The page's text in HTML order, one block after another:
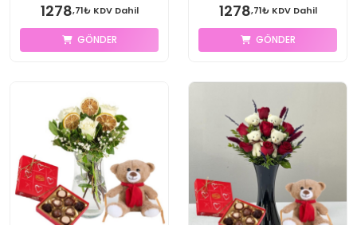
1278,71₺ KDV Dahil
GÖNDER
1278,71₺ KDV Dahil
GÖNDER